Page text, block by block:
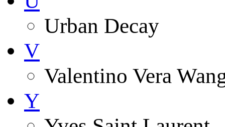
Urban Decay
V
Valentino Vera
Y